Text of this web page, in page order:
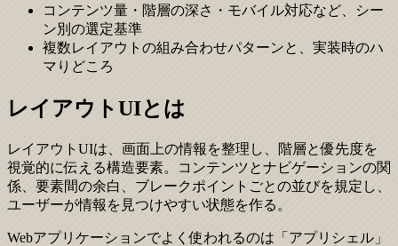
コンテンツ量・階層の深さ・モバイル対応など、シー
ン別の選定基準
複数レイアウトの組み合わせパターンと、実装時のハ
マりどころ
レイアウトUIとは
レイアウトUIは、画面上の情報を整理し、階層と優先度を
視覚的に伝える構造要素。コンテンツとナビゲーションの関
係、要素間の余白、ブレークポイントごとの並びを規定し、
ユーザーが情報を見つけやすい状態を作る。
Webアプリケーションでよく使われるのは「アプリシェル」